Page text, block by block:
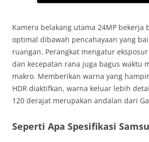
Kamera belakang utama 24MP bekerja
optimal dibawah pencahayaan yang
ruangan. Perangkat mengatur
dan kecepatan rana juga bagus waktu
makro. Memberikan warna yang
HDR diaktifkan, warna keluar lebih
120 derajat merupakan andalan dari
Seperti Apa Spesifikasi